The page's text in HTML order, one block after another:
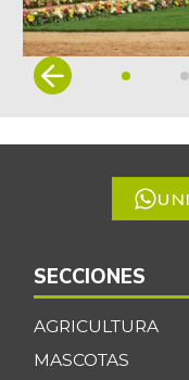
Item
5
SECCIONES
AGRICULTURA
MASCOTAS